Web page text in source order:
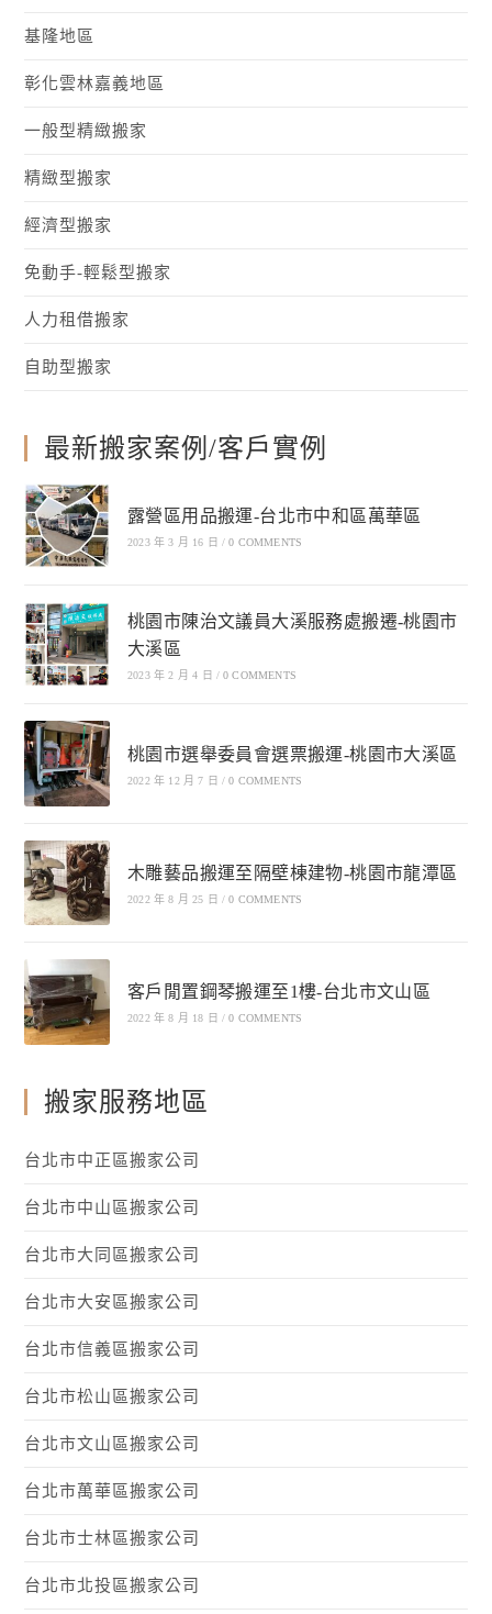
基隆地區
彰化雲林嘉義地區
一般型精緻搬家
精緻型搬家
經濟型搬家
免動手-輕鬆型搬家
人力租借搬家
自助型搬家
最新搬家案例/客戶實例
露營區用品搬運-台北市中和區萬華區
2023 年 3 月 16 日 / 0 COMMENTS
桃園市陳治文議員大溪服務處搬遷-桃園市
大溪區
2023 年 2 月 4 日 / 0 COMMENTS
桃園市選舉委員會選票搬運-桃園市大溪區
2022 年 12 月 7 日 / 0 COMMENTS
木雕藝品搬運至隔壁棟建物-桃園市龍潭區
2022 年 8 月 25 日 / 0 COMMENTS
客戶閒置鋼琴搬運至1樓-台北市文山區
2022 年 8 月 18 日 / 0 COMMENTS
搬家服務地區
台北市中正區搬家公司
台北市中山區搬家公司
台北市大同區搬家公司
台北市大安區搬家公司
台北市信義區搬家公司
台北市松山區搬家公司
台北市文山區搬家公司
台北市萬華區搬家公司
台北市士林區搬家公司
台北市北投區搬家公司